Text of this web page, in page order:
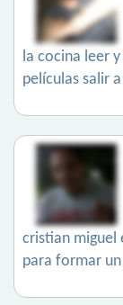
la cocina leer
películas salir
cristian miguel
para formar